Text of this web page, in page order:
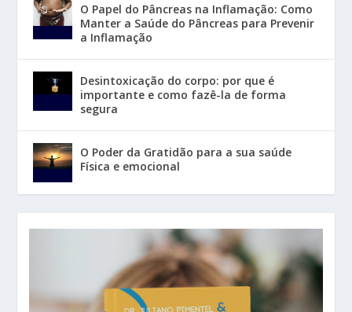
O Papel do Pâncreas na Inflamação: Como
Manter a Saúde do Pâncreas para Prevenir
a Inflamação
Desintoxicação do corpo: por que é
importante e como fazê-la de forma
segura
O Poder da Gratidão para a sua saúde
Física e emocional